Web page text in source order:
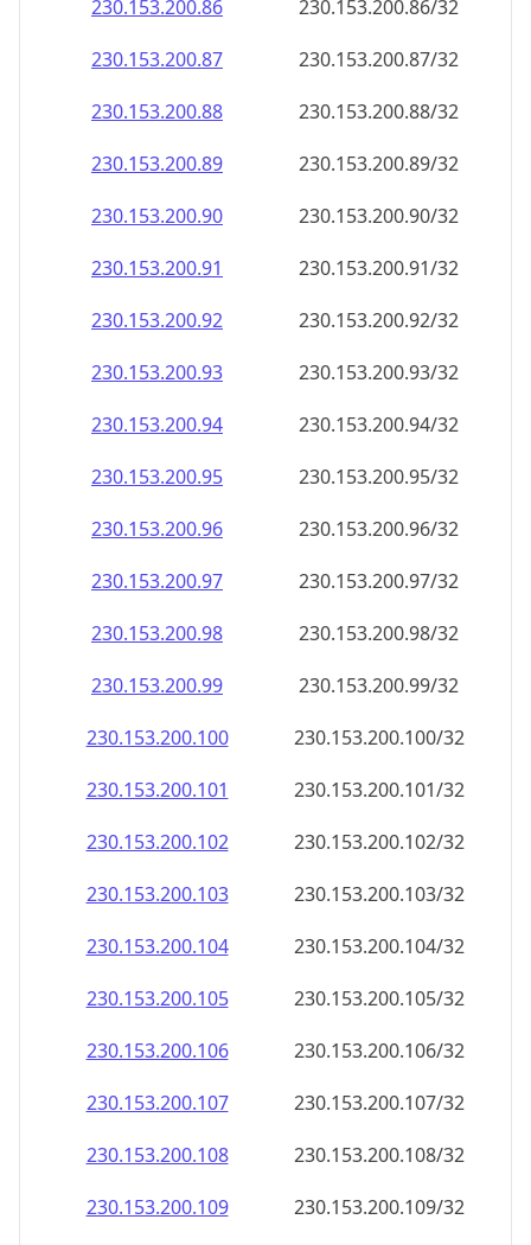
230.153.200.86
230.153.200.86/32
230.153.200.87
230.153.200.87/32
230.153.200.88
230.153.200.88/32
230.153.200.89
230.153.200.89/32
230.153.200.90
230.153.200.90/32
230.153.200.91
230.153.200.91/32
230.153.200.92
230.153.200.92/32
230.153.200.93
230.153.200.93/32
230.153.200.94
230.153.200.94/32
230.153.200.95
230.153.200.95/32
230.153.200.96
230.153.200.96/32
230.153.200.97
230.153.200.97/32
230.153.200.98
230.153.200.98/32
230.153.200.99
230.153.200.99/32
230.153.200.100
230.153.200.100/32
230.153.200.101
230.153.200.101/32
230.153.200.102
230.153.200.102/32
230.153.200.103
230.153.200.103/32
230.153.200.104
230.153.200.104/32
230.153.200.105
230.153.200.105/32
230.153.200.106
230.153.200.106/32
230.153.200.107
230.153.200.107/32
230.153.200.108
230.153.200.108/32
230.153.200.109
230.153.200.109/32